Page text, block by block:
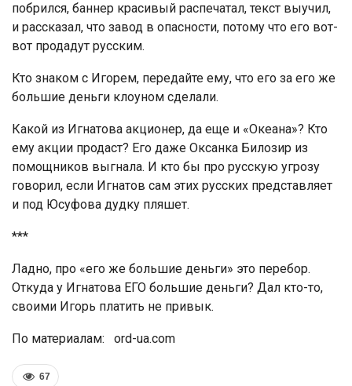
побрился, баннер красивый распечатал, текст выучил,
и рассказал, что завод в опасности, потому что его вот-
вот продадут русским.
Кто знаком с Игорем, передайте ему, что его за его же
большие деньги клоуном сделали.
Какой из Игнатова акционер, да еще и «Океана»? Кто
ему акции продаст? Его даже Оксанка Билозир из
помощников выгнала. И кто бы про русскую угрозу
говорил, если Игнатов сам этих русских представляет
и под Юсуфова дудку пляшет.
***
Ладно, про «его же большие деньги» это перебор.
Откуда у Игнатова ЕГО большие деньги? Дал кто-то,
своими Игорь платить не привык.
По материалам: ord-ua.com
67